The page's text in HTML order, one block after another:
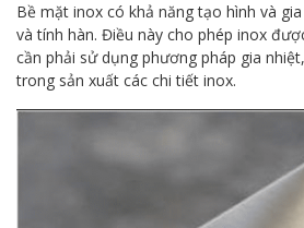
Bề mặt inox có khả năng tạo hình và
và tính hàn. Điều này cho phép inox
cần phải sử dụng phương pháp gia
trong sản xuất các chi tiết inox.